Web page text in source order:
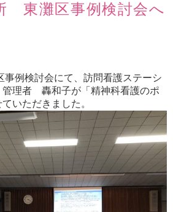
東灘区事例検討会へ
事例検討会にて、訪問看護ステーシ
理者 轟和子が「精神科看護のポ
いただきました。